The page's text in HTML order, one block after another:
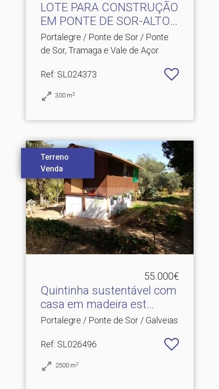
LOTE PARA CONSTRUÇÃO
EM PONTE DE SOR-ALTO
ALE.​..
Portalegre / Ponte de Sor / Ponte
de Sor, Tramaga e Vale de Açor
Ref: SL024373
300 m2
Terreno
Venda
55.000€
Quintinha sustentável com
casa em madeira est.​..
Portalegre / Ponte de Sor / Galveias
Ref: SL026496
2500 m2